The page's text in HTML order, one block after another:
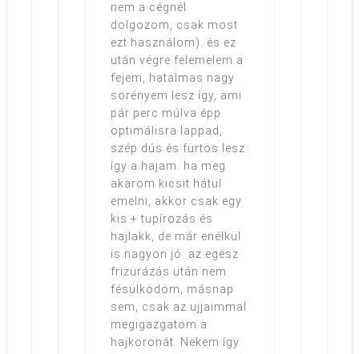
nem a cégnél
dolgozom, csak most
ezt használom). és ez
után végre felemelem a
fejem, hatalmas nagy
sörényem lesz így, ami
pár perc múlva épp
optimálisra lappad,
szép dús és fürtös lesz
így a hajam. ha meg
akarom kicsit hátul
emelni, akkor csak egy
kis + tupírozás és
hajlakk, de már enélkül
is nagyon jó. az egész
frizurázás után nem
fésülködöm, másnap
sem, csak az ujjaimmal
megigazgatom a
hajkoronát. Nekem így